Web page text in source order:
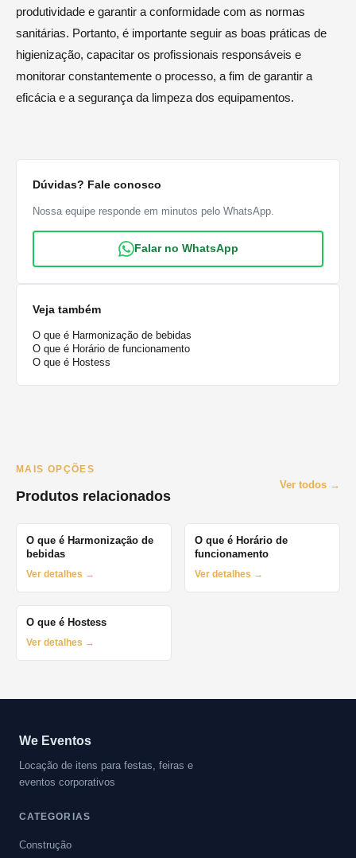
produtividade e garantir a conformidade com as normas
sanitárias. Portanto, é importante seguir as boas práticas de
higienização, capacitar os profissionais responsáveis e
monitorar constantemente o processo, a fim de garantir a
eficácia e a segurança da limpeza dos equipamentos.
Dúvidas? Fale conosco
Nossa equipe responde em minutos pelo WhatsApp.
Falar no WhatsApp
Veja também
O que é Harmonização de bebidas
O que é Horário de funcionamento
O que é Hostess
MAIS OPÇÕES
Produtos relacionados
Ver todos →
O que é Harmonização de
bebidas
Ver detalhes →
O que é Horário de
funcionamento
Ver detalhes →
O que é Hostess
Ver detalhes →
We Eventos
Locação de itens para festas, feiras e
eventos corporativos
CATEGORIAS
Construção